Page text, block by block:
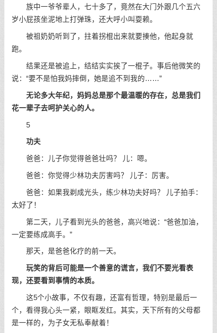
族中一爷爷辈人，七十多了，竟然在大门外跟几个五六
岁小屁孩坐泥地上打弹珠，还大呼小叫耍赖。
被祖奶奶听到了，拄着拐棍出来就要揍他，他起身就
跑。
结果还是被追上，结结实实挨了一棍子。事后他微笑的
说：“要不是怕我妈摔倒，她是追不到我的……”
无论多大年纪，妈妈总是那个最温暖的存在，总是我们
花一辈子去呵护关心的人。
5
功夫
爸爸：儿子你觉得爸爸壮吗？ 儿：嗯。
爸爸：你觉得少林功夫厉害吗？ 儿子：厉害。
爸爸：如果我剃成光头，练少林功夫好吗？ 儿子拍手：
太好了！
第二天，儿子看到光头的爸爸，高兴地说：“爸爸加油，
一定要练成高手。”
那天，是爸爸化疗的前一天。
玩笑的背后可能是一个善意的谎言，我们不要光看表
现，还要看到事情的本质。
这5个小故事，不仅有趣，还富有哲理，特别是最后一
个，看得我心头一紧，眼眶发红。其实，天下所有的父母都
是一样的，为子女无私奉献着！